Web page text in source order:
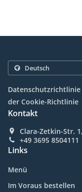
Datenschutzrichtlinie
der Cookie-Richtlinie
Kontakt
Clara-Zetkin-Str.
+49 3695 8504111
Links
Menü
Im Voraus bestellen